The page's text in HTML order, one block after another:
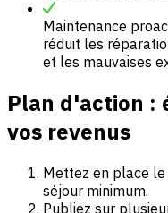
Maintenance
réduit les
et les mauvaises
Plan d'action :
vos revenus
Mettez en place le
séjour minimum.
Publiez sur